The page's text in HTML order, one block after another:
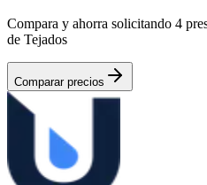
Compara y ahorra solicitando 4
de Tejados
Comparar precios